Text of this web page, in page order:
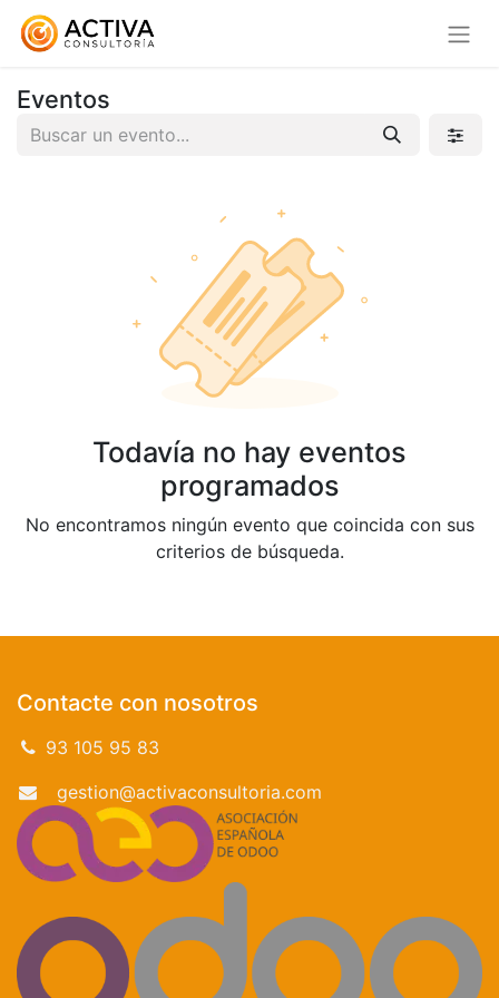
Eventos
Todavía no hay eventos
programados
No encontramos ningún evento que coincida con sus
criterios de búsqueda.
Contacte con nosotros
93 105 95 83
gestion@activaconsultoria.com